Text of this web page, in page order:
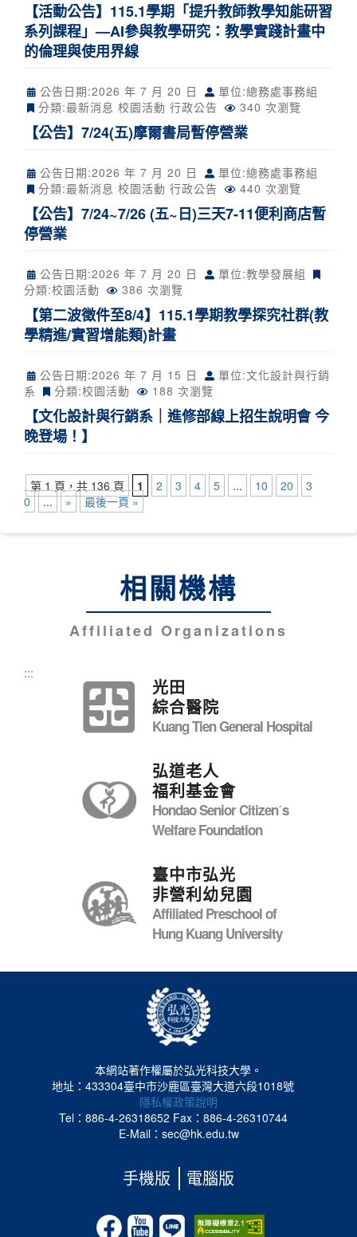
【活動公告】115.1學期「提升教師教學知能研習
系列課程」—AI參與教學研究：教學實踐計畫中
的倫理與使用界線
公告日期:2026 年 7 月 20 日
單位:總務處事務組
分類:最新消息 校園活動 行政公告 340 次瀏覽
【公告】7/24(五)摩爾書局暫停營業
公告日期:2026 年 7 月 20 日
單位:總務處事務組
分類:最新消息 校園活動 行政公告 440 次瀏覽
【公告】7/24~7/26 (五~日)三天7-11便利商店暫
停營業
公告日期:2026 年 7 月 20 日
單位:教學發展組
分類:校園活動 386 次瀏覽
【第二波徵件至8/4】115.1學期教學探究社群(教
學精進/實習增能類)計畫
公告日期:2026 年 7 月 15 日
單位:文化設計與行銷
系
分類:校園活動 188 次瀏覽
【文化設計與行銷系｜進修部線上招生說明會 今
晚登場！】
第 1 頁，共 136 頁 1 2 3 4 5 ... 10 20
3
0
... » 最後一頁 »
相關機構
Affiliated Organizations
:::
光田
綜合醫院
Kuang Tien General Hospital
弘道老人
福利基金會
Hondao Senior Citizenˊs
Welfare Foundation
臺中市弘光
非營利幼兒園
Affiliated Preschool of
Hung Kuang University
本網站著作權屬於弘光科技大學。
地址：433304臺中市沙鹿區臺灣大道六段1018號
隱私權政策說明
Tel：886-4-26318652 Fax：886-4-26310744
E-Mail：sec@hk.edu.tw
手機版 電腦版